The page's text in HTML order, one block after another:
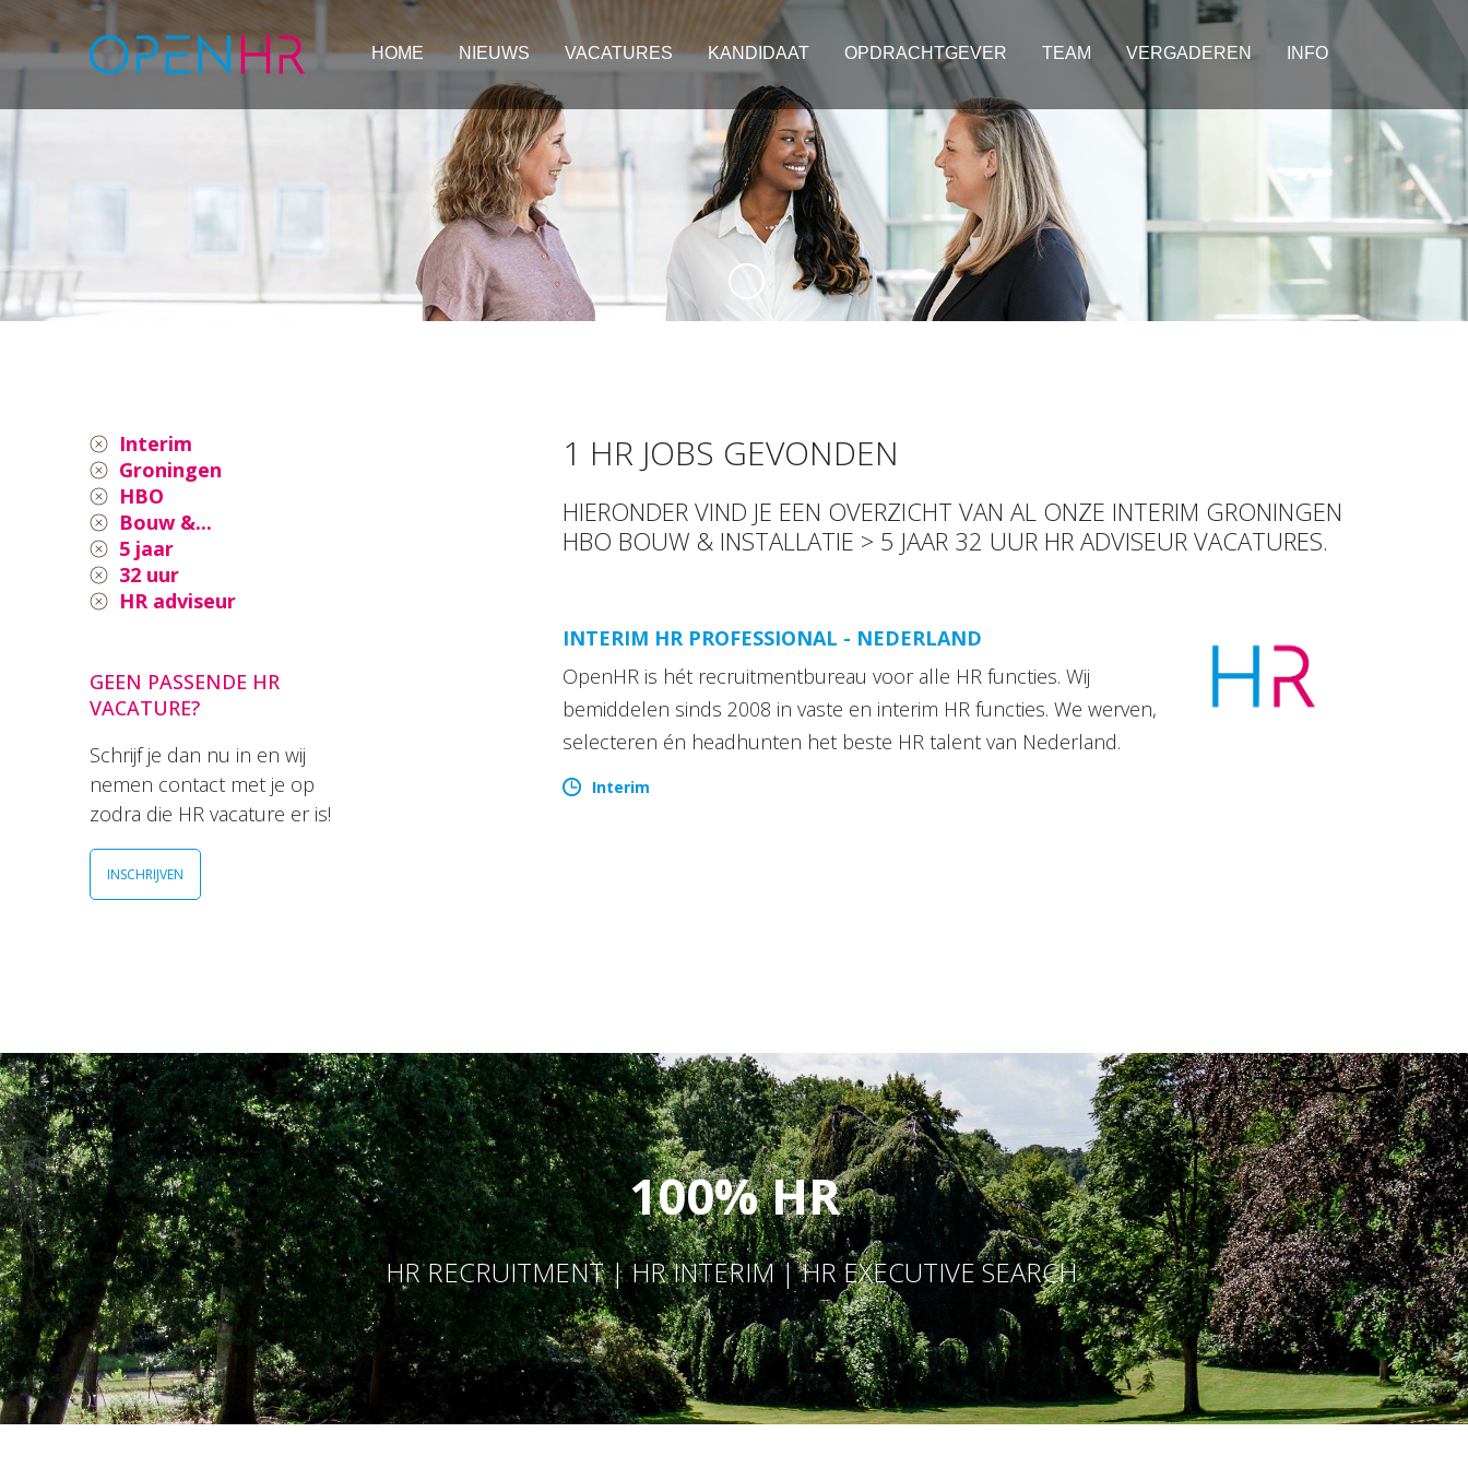
HOME NIEUWS VACATURES KANDIDAAT OPDRACHTGEVER TEAM VERGADEREN INFO
Interim
Groningen
HBO
Bouw &...
5 jaar
32 uur
HR adviseur
GEEN PASSENDE HR
VACATURE?
Schrijf je dan nu in en wij
nemen contact met je op
zodra die HR vacature er is!
INSCHRIJVEN
1 HR JOBS GEVONDEN
HIERONDER VIND JE EEN OVERZICHT VAN AL ONZE INTERIM GRONINGEN
HBO BOUW & INSTALLATIE > 5 JAAR 32 UUR HR ADVISEUR VACATURES.
INTERIM HR PROFESSIONAL - NEDERLAND
OpenHR is hét recruitmentbureau voor alle HR functies. Wij
bemiddelen sinds 2008 in vaste en interim HR functies. We werven,
selecteren én headhunten het beste HR talent van Nederland.
Interim
100% HR
HR RECRUITMENT | HR INTERIM | HR EXECUTIVE SEARCH